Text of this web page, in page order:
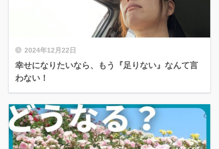
2024年12月22日
幸せになりたいなら、もう『足りない』なんて言
わない！